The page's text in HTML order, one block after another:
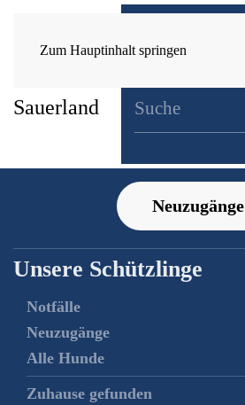
Zum Hauptinhalt springen
Neuzugänge
Unsere Schützlinge
Notfälle
Neuzugänge
Alle Hunde
Zuhause gefunden